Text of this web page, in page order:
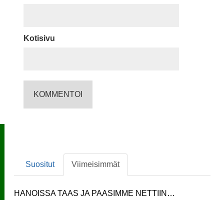
Kotisivu
Suositut Viimeisimmät
HANOISSA TAAS JA PAASIMME NETTIIN…